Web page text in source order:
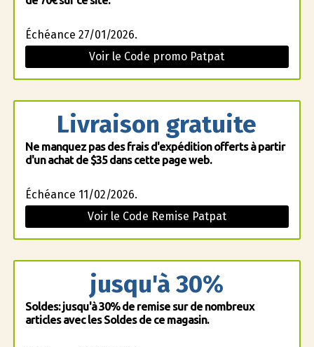
Échéance 27/01/2026.
Voir le Code promo Patpat
Livraison gratuite
Ne manquez pas des frais d'expédition offerts à partir
d'un achat de $35 dans cette page web.
Échéance 11/02/2026.
Voir le Code Remise Patpat
jusqu'à 30%
Soldes: jusqu'à 30% de remise sur de nombreux
articles avec les Soldes de ce magasin.